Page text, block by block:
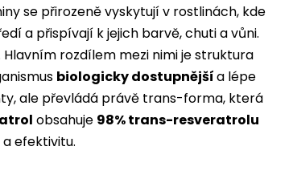
se přirozeně vyskytují v rostlinách, kde
a přispívají k jejich barvě, chuti a vůni.
Hlavním rozdílem mezi nimi je struktura
biologicky dostupnějšía lépe
ale převládá právě trans-forma, která
obsahuje 98% trans-resveratrolu
efektivitu.